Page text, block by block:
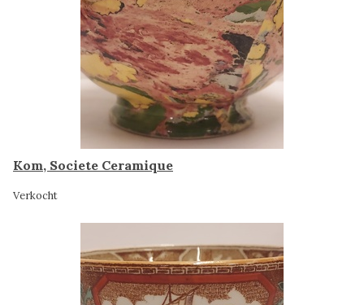
Kom, Societe Ceramique
Verkocht